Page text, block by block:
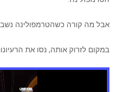
אבל מה קורה כשהטרמפולינה
במקום לזרוק אותה, נסו את